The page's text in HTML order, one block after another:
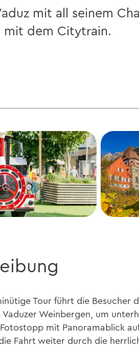
mit all seinem
mit dem Citytrain.
Tour führt die Besucher
Weinbergen, um
mit Panoramablick
Fahrt weiter durch die